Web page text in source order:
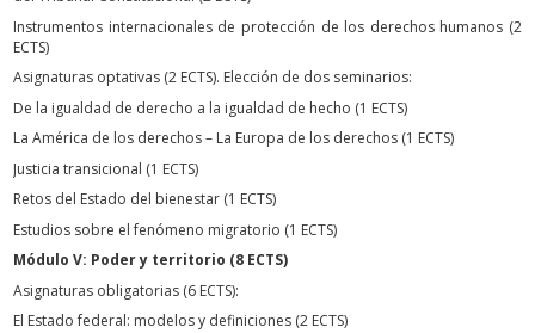
Instrumentos internacionales de protección de los derechos humanos (2
ECTS)
Asignaturas optativas (2 ECTS). Elección de dos seminarios:
De la igualdad de derecho a la igualdad de hecho (1 ECTS)
La América de los derechos – La Europa de los derechos (1 ECTS)
Justicia transicional (1 ECTS)
Retos del Estado del bienestar (1 ECTS)
Estudios sobre el fenómeno migratorio (1 ECTS)
Módulo V: Poder y territorio (8 ECTS)
Asignaturas obligatorias (6 ECTS):
El Estado federal: modelos y definiciones (2 ECTS)